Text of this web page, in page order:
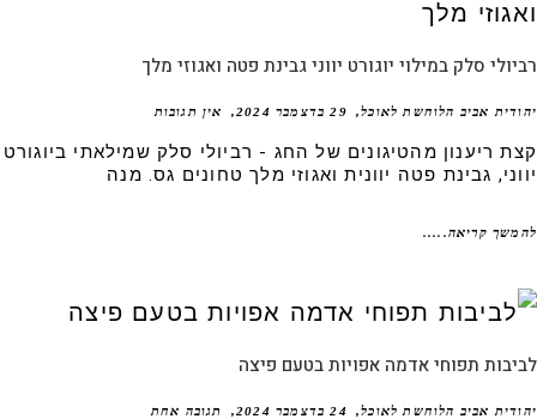
סלק במילוי יוגורט יווני גבינת פטה ואגוזי מלך
אביב הלוחשת לאוכל 29 בדצמבר 2024 אין תגובות
ריענון מהטיגונים של החג - רביולי סלק שמילאתי ביוגורט
גבינת פטה יוונית ואגוזי מלך טחונים גס. מנה
קריאה.....
תפוחי אדמה אפויות בטעם פיצה
אביב הלוחשת לאוכל 24 בדצמבר 2024 תגובה אחת